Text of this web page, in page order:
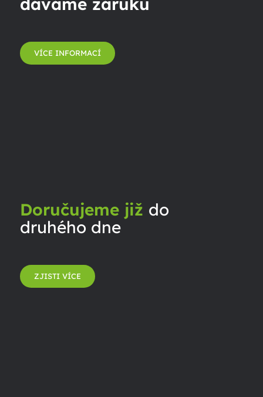
VÍCE INFORMACÍ
Doručujeme již do
druhého dne
ZJISTI VÍCE